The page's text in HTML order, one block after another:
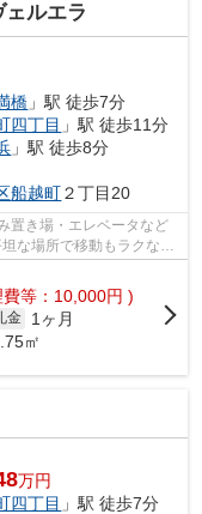
ルエラ
橋 」駅 徒歩7分
四丁目 」駅 徒歩11分
」駅 徒歩8分
船越町２丁目20
置き場・エレベータなど
な場所で移動もラクな物
等：10,000円 )
金
1ヶ月
㎡
万円
四丁目 」駅 徒歩7分